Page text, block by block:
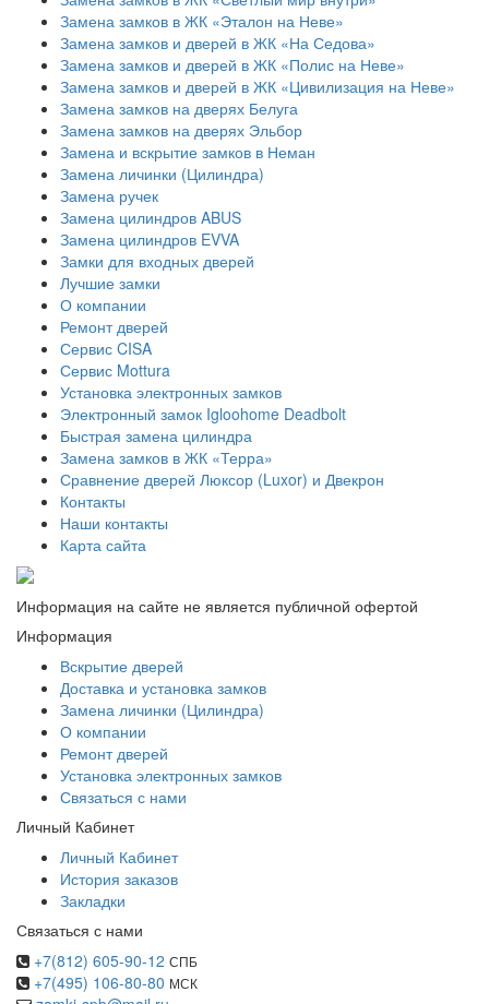
Замена замков в ЖК «Эталон на Неве»
Замена замков и дверей в ЖК «На Седова»
Замена замков и дверей в ЖК «Полис на Неве»
Замена замков и дверей в ЖК «Цивилизация на Неве»
Замена замков на дверях Белуга
Замена замков на дверях Эльбор
Замена и вскрытие замков в Неман
Замена личинки (Цилиндра)
Замена ручек
Замена цилиндров ABUS
Замена цилиндров EVVA
Замки для входных дверей
Лучшие замки
О компании
Ремонт дверей
Сервис CISA
Сервис Mottura
Установка электронных замков
Электронный замок Igloohome Deadbolt
​Быстрая замена цилиндра
Замена замков в ЖК «Терра»
Сравнение дверей Люксор (Luxor) и Двекрон
Контакты
Наши контакты
Карта сайта
Информация на сайте не является публичной офертой
Информация
Вскрытие дверей
Доставка и установка замков
Замена личинки (Цилиндра)
О компании
Ремонт дверей
Установка электронных замков
Связаться с нами
Личный Кабинет
Личный Кабинет
История заказов
Закладки
Связаться с нами
+7(812) 605-90-12 СПБ
+7(495) 106-80-80 МСК